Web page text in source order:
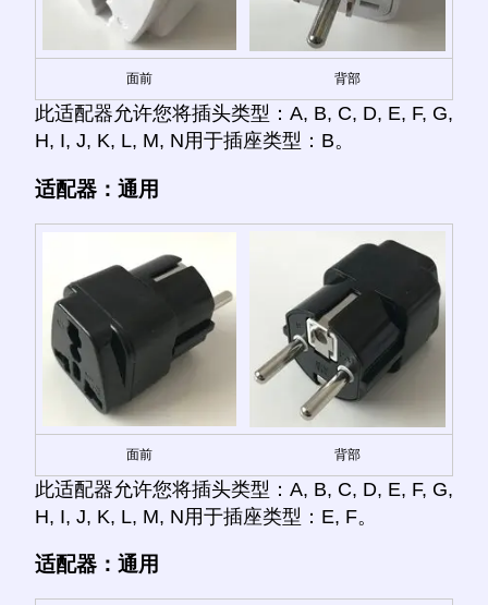
面前 背部
此适配器允许您将插头类型：A, B, C, D, E, F, G,
H, I, J, K, L, M, N用于插座类型：B。
适配器：通用
面前 背部
此适配器允许您将插头类型：A, B, C, D, E, F, G,
H, I, J, K, L, M, N用于插座类型：E, F。
适配器：通用